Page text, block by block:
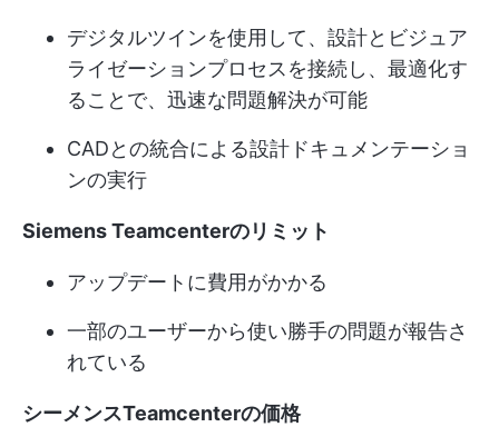
デジタルツインを使用して、設計とビジュア
ライゼーションプロセスを接続し、最適化す
ることで、迅速な問題解決が可能
CADとの統合による設計ドキュメンテーショ
ンの実行
Siemens Teamcenterのリミット
アップデートに費用がかかる
一部のユーザーから使い勝手の問題が報告さ
れている
シーメンスTeamcenterの価格